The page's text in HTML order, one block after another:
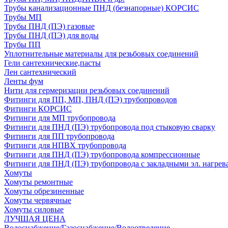
Трубы канализационные ПНД (безнапорные) КОРСИС
Трубы МП
Трубы ПНД (ПЭ) газовые
Трубы ПНД (ПЭ) для воды
Трубы ПП
Уплотнительные материалы для резьбовых соединений
Гели сантехнические,пасты
Лен сантехнический
Ленты фум
Нити для гермеризации резьбовых соединений
Фитинги для ПП, МП, ПНД (ПЭ) трубопроводов
Фитинги КОРСИС
Фитинги для МП трубопровода
Фитинги для ПНД (ПЭ) трубопровода под стыковую сварку
Фитинги для ПП трубопровода
Фитинги для НПВХ трубопровода
Фитинги для ПНД (ПЭ) трубопровода компрессионные
Фитинги для ПНД (ПЭ) трубопровода с закладными эл.
Хомуты
Хомуты ремонтные
Хомуты обрезиненные
Хомуты червячные
Хомуты силовые
ЛУЧШАЯ ЦЕНА